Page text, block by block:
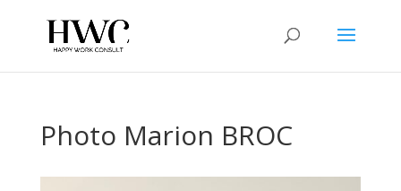
Photo Marion BROC